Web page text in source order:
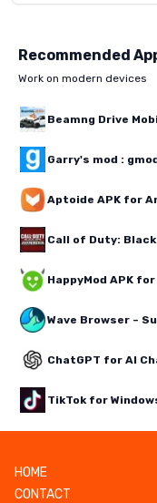
Recommended
Work on modern devices
Beamng Drive
Garry's mod :
Aptoide APK for
Call of Duty:
HappyMod APK
Wave Browser –
ChatGPT for AI
TikTok for
HOME
CONTACT